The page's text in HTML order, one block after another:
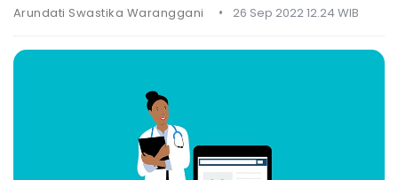
Arundati Swastika Waranggani • 26 Sep 2022 12.24 WIB